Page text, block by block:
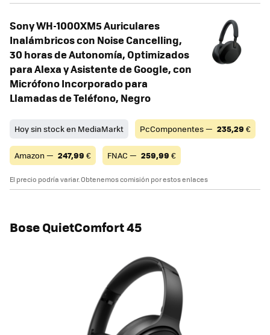
Sony WH-1000XM5 Auriculares
Inalámbricos con Noise Cancelling,
30 horas de Autonomía, Optimizados
para Alexa y Asistente de Google, con
Micrófono Incorporado para
Llamadas de Teléfono, Negro
Hoy sin stock en MediaMarkt PcComponentes — 235,29 €
Amazon — 247,99 € FNAC — 259,99 €
El precio podría variar. Obtenemos comisión por estos enlaces
Bose QuietComfort 45